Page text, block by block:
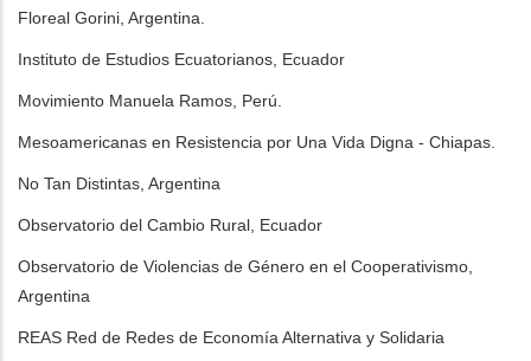
Floreal Gorini, Argentina.
Instituto de Estudios Ecuatorianos, Ecuador
Movimiento Manuela Ramos, Perú.
Mesoamericanas en Resistencia por Una Vida Digna - Chiapas.
No Tan Distintas, Argentina
Observatorio del Cambio Rural, Ecuador
Observatorio de Violencias de Género en el Cooperativismo,
Argentina
REAS Red de Redes de Economía Alternativa y Solidaria